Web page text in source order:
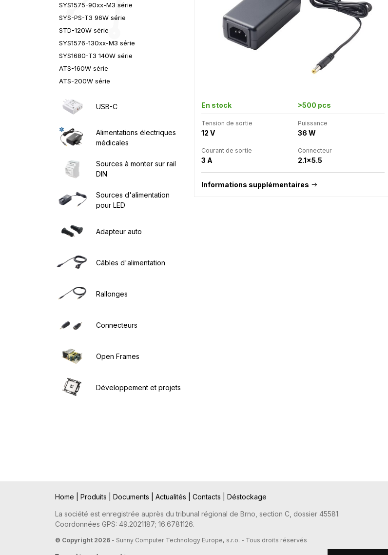
SYS1575-90xx-M3 série
SYS-PS-T3 96W série
STD-120W série
SYS1576-130xx-M3 série
SYS1680-T3 140W série
ATS-160W série
ATS-200W série
USB-C
Alimentations électriques
médicales
Sources à monter sur rail
DIN
Sources d'alimentation
pour LED
Adapteur auto
Câbles d'alimentation
Rallonges
Connecteurs
Open Frames
Développement et projets
En stock >500 pcs
Tension de sortie
12 V
Puissance
36 W
Courant de sortie
3 A
Connecteur
2.1x5.5
Informations supplémentaires
Home Produits Documents Actualités Contacts Déstockage
La société est enregistrée auprès du tribunal régional de Brno, section C, dossier 45581.
Coordonnées GPS: 49.2021187; 16.6781126.
© Copyright 2026- Sunny Computer Technology Europe, s.r.o. - Tous droits réservés